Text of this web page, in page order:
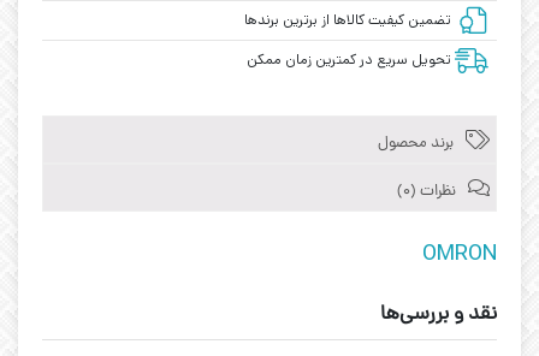
تضمین کیفیت کالاها از برترین برندها
تحویل سریع در کمترین زمان ممکن
برند محصول
نظرات (0)
OMRON
نقد و بررسی‌ها